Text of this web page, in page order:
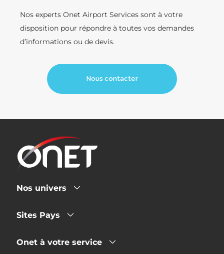
Nos experts Onet Airport Services sont à votre
disposition pour répondre à toutes vos demandes
d’informations ou de devis.
Nous contacter
Nos univers
Sites Pays
Onet à votre service